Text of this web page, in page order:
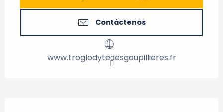
Contáctenos
www.troglodytedesgoupillieres.fr